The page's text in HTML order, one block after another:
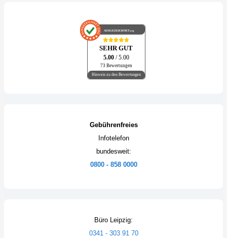
AUSGEZEICHNET.org
SEHR GUT
5.00 / 5.00
73 Bewertungen
Hinweis zu den Bewertungen
Gebührenfreies
Infotelefon
bundesweit:
0800 - 858 0000
Büro Leipzig:
0341 - 303 91 70